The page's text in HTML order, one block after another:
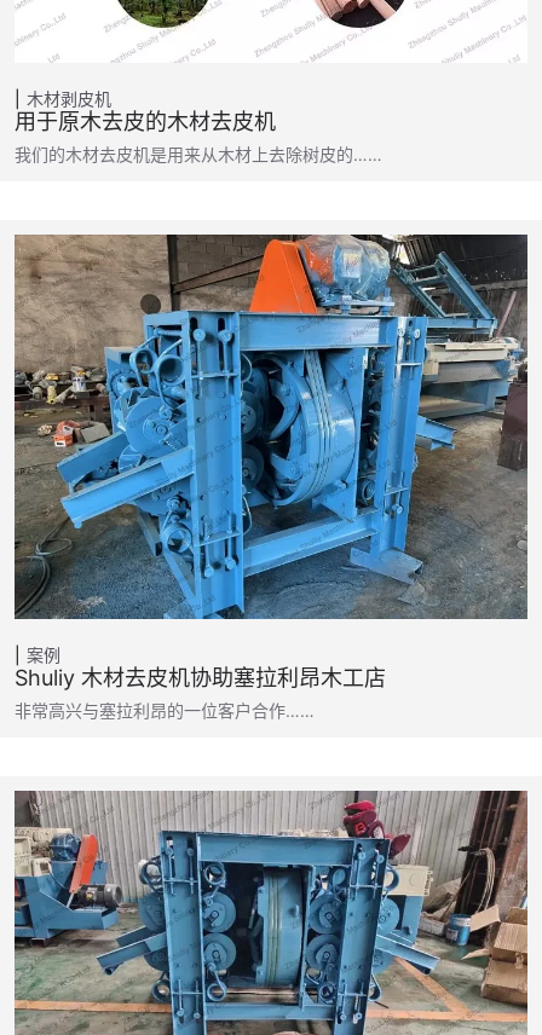
木材剥皮机
用于原木去皮的木材去皮机
我们的木材去皮机是用来从木材上去除树皮的……
案例
Shuliy 木材去皮机协助塞拉利昂木工店
非常高兴与塞拉利昂的一位客户合作……